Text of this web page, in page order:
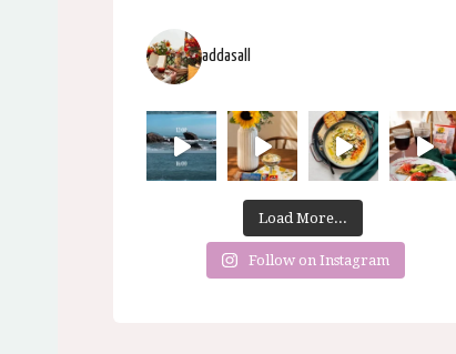
addasall
Load More...
Follow on Instagram